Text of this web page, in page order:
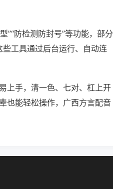
”“防检测防封号”等功能，部分
些工具通过后台运行、自动连
上手，清一色、七对、杠上开
也能轻松操作，广西方言配音